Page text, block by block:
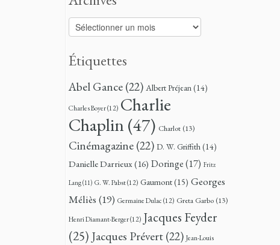
Archives
Étiquettes
Abel Gance(22) Albert Préjean(14)
Charles Boyer(12) Charlie
Chaplin(47) Charlot (13)
Cinémagazine(22) D. W. Griffith(14)
Danielle Darrieux(16) Doringe(17) Fritz
Lang(11) G. W. Pabst(12) Gaumont(15) Georges
Méliès (19) Germaine Dulac (12) Greta Garbo (13)
Henri Diamant-Berger(12) Jacques Feyder
(25) Jacques Prévert(22) Jean-Louis